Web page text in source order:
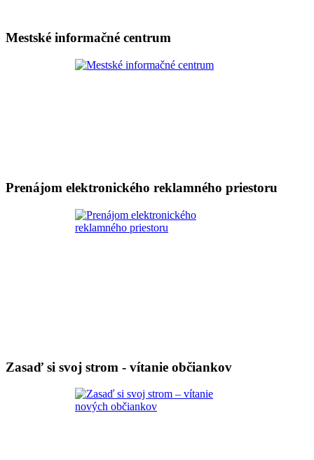
Mestské informačné centrum
Prenájom elektronického reklamného priestoru
Zasaď si svoj strom - vítanie občiankov